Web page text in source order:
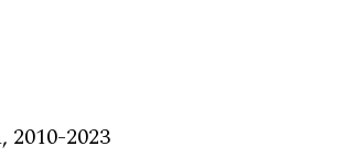
2010-2023